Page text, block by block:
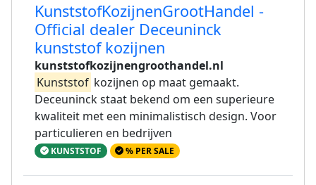
KunststofKozijnenGrootHandel -
Official dealer Deceuninck
kunststof kozijnen
kunststofkozijnengroothandel.nl
Kunststof kozijnen op maat gemaakt.
Deceuninck staat bekend om een superieure
kwaliteit met een minimalistisch design. Voor
particulieren en bedrijven
KUNSTSTOF % PER SALE